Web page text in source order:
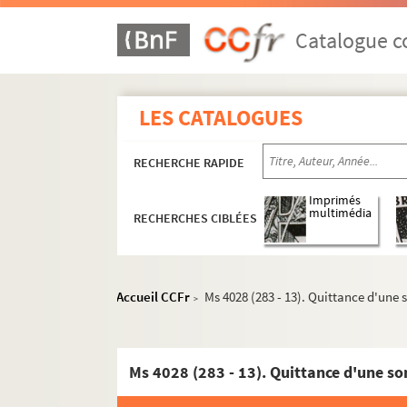
Catalogue
LES CATALOGUES
RECHERCHE RAPIDE
RECHERCHES CIBLÉES
Imprimés
multimédia
Accueil CCFr > Ms 4028 (283 - 13). Quittance
Famille Magnin
Ms 4028 (259). Recherches
Ms 4028 (261). Jean Maignin, fils de
Ms 4028 (262). Hugues Magnin, fils
Ms 4028 (263). Jean Maignin,
Ms 4028 (264). Jean Magnin, fils de
Ms 4028 (265). Jeanne Magnin, fille de
Ms 4028 (266). Louise Magnin, fille de
Ms 4028 (269). Pierre Magnin,
Ms 4028 (280). Toussaint Magnin,